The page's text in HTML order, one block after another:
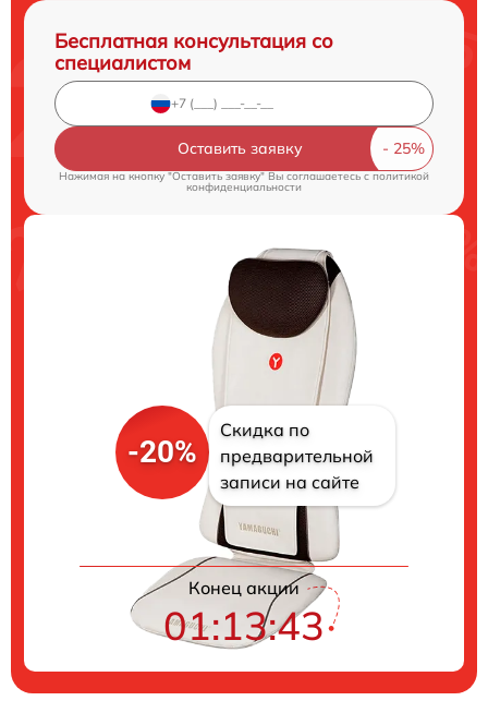
Бесплатная консультация со
специалистом
Оставить заявку
Нажимая на кнопку "Оставить заявку" Вы соглашаетесь cполитикой
конфиденциальности
-20%
Скидка по
предварительной
записи на сайте
Конец акции
01:13:42